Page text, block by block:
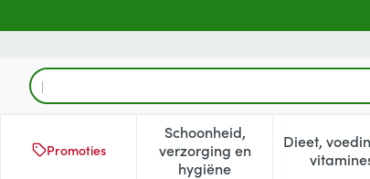
Product, merk, categorie...
Promoties
Schoonheid,
verzorging en
hygiëne
Toon submenu voor
Dieet,